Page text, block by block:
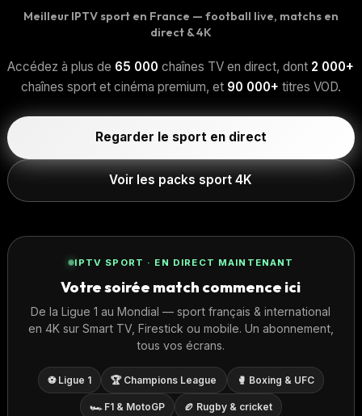
Meilleur IPTV sport en France — football live, matchs en
direct & 4K
Accédez à plus de 65 000 chaînes TV en direct, dont 2 000+
chaînes sport et cinéma premium, et 90 000+ titres VOD.
Regarder le sport en direct
Voir les packs sport 4K
IPTV SPORT · EN DIRECT MAINTENANT
Votre soirée match commence ici
De la Ligue 1 au Mondial — sport français & international
en 4K sur Smart TV, Firestick ou mobile. Un abonnement,
tous vos écrans.
⚽ Ligue 1 🏆 Champions League 🥊 Boxing & UFC
🏎️ F1 & MotoGP 🏉 Rugby & cricket